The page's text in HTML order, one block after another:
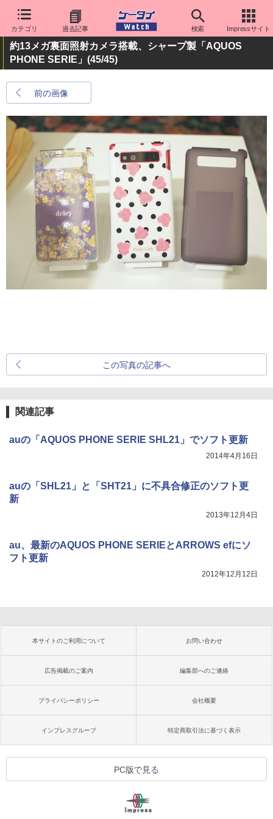
カテゴリ 過去記事 検索 Impressサイト
約13メガ裏面照射カメラ搭載、シャープ製「AQUOS
PHONE SERIE」 (45/45)
前の画像
この写真の記事へ
関連記事
auの「AQUOS PHONE SERIE SHL21」でソフト更新
2014年4月16日
auの「SHL21」と「SHT21」に不具合修正のソフト更
新
2013年12月4日
au、最新のAQUOS PHONE SERIEとARROWS efにソ
フト更新
2012年12月12日
本サイトのご利用について お問い合わせ
広告掲載のご案内 編集部へのご連絡
プライバシーポリシー 会社概要
インプレスグループ 特定商取引法に基づく表示
PC版で見る